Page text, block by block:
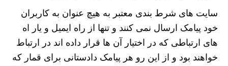
سایت های شرط بندی معتبر به هیچ عنوان به کاربران
خود پیامک ارسال نمی کنند و تنها از راه ایمیل و یار اه
های ارتباطی که در اختیار آن ها قرار داده اند در ارتباط
خواهند بود و از این رو هر پیامک دادستانی برای قمار که